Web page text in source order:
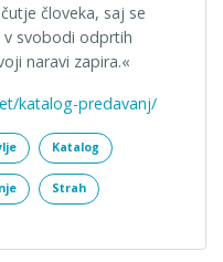
človeka, saj se
v svobodi odprtih
naravi zapira.«
katalog-predavanj/
Katalog
Strah